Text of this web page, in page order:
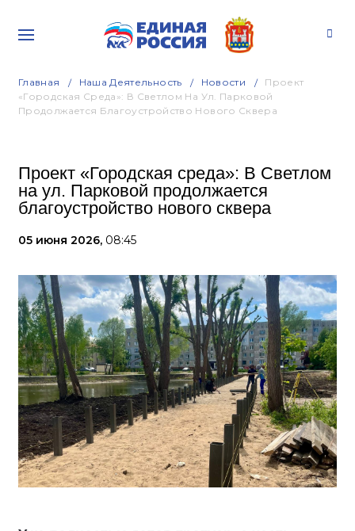
Главная Наша Деятельность Новости
Проект
«Городская Среда»: В Светлом На Ул. Парковой
Продолжается Благоустройство Нового Сквера
Проект «Городская среда»: В Светлом
на ул. Парковой продолжается
благоустройство нового сквера
05 июня 2026, 08:45